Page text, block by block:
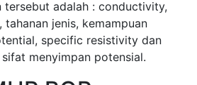
adalah : conductivity,
jenis, kemampuan
specific resistivity dan
menyimpan potensial.